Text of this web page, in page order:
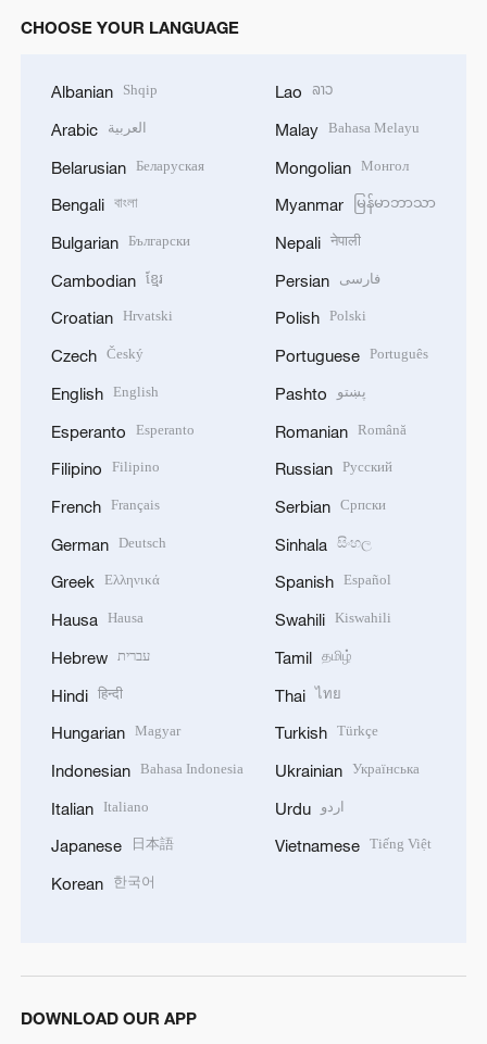
CHOOSE YOUR LANGUAGE
Albanian Shqip
Arabic العربية
Belarusian Беларуская
Bengali বাংলা
Bulgarian Български
Cambodian ខ្មែរ
Croatian Hrvatski
Czech Český
English English
Esperanto Esperanto
Filipino Filipino
French Français
German Deutsch
Greek Ελληνικά
Hausa Hausa
Hebrew עברית
Hindi हिन्दी
Hungarian Magyar
Indonesian Bahasa Indonesia
Italian Italiano
Japanese 日本語
Korean 한국어
Lao ລາວ
Malay Bahasa Melayu
Mongolian Монгол
Myanmar မြန်မာဘာသာ
Nepali नेपाली
Persian فارسی
Polish Polski
Portuguese Português
Pashto پښتو
Romanian Română
Russian Русский
Serbian Српски
Sinhala සිංහල
Spanish Español
Swahili Kiswahili
Tamil தமிழ்
Thai ไทย
Turkish Türkçe
Ukrainian Українська
Urdu اردو
Vietnamese Tiếng Việt
DOWNLOAD OUR APP